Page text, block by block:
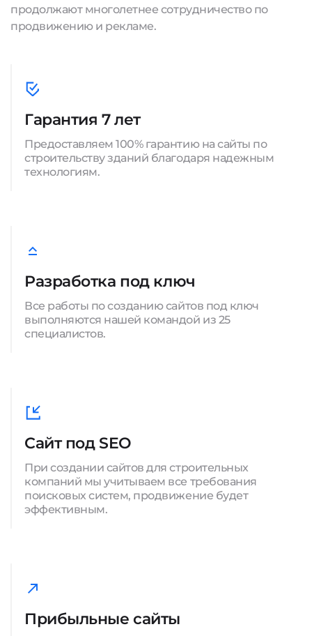
продолжают многолетнее сотрудничество по
продвижению и рекламе.
Гарантия 7 лет
Предоставляем 100% гарантию на сайты по
строительству зданий благодаря надежным
технологиям.
Разработка под ключ
Все работы по созданию сайтов под ключ
выполняются нашей командой из 25
специалистов.
Сайт под SEO
При создании сайтов для строительных
компаний мы учитываем все требования
поисковых систем, продвижение будет
эффективным.
Прибыльные сайты